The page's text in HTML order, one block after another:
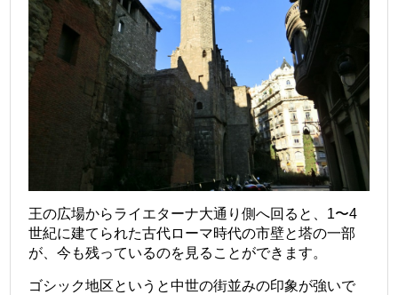
王の広場からライエターナ大通り側へ回ると、1〜4
世紀に建てられた古代ローマ時代の市壁と塔の一部
が、今も残っているのを見ることができます。
ゴシック地区というと中世の街並みの印象が強いで